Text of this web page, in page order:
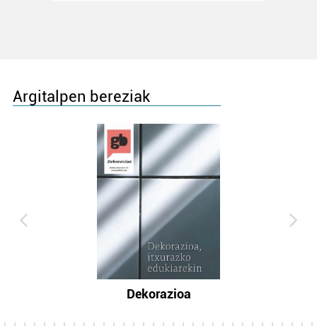
Argitalpen bereziak
Dekorazioa